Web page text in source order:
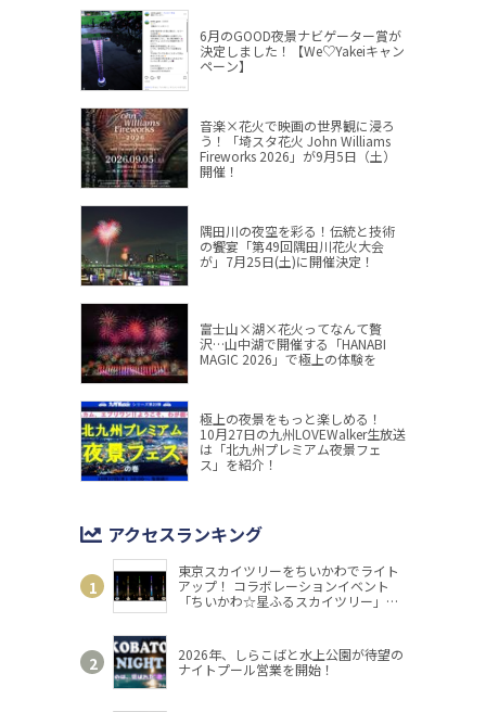
6月のGOOD夜景ナビゲーター賞が
決定しました！【We♡Yakeiキャン
ペーン】
音楽×花火で映画の世界観に浸ろ
う！「埼スタ花火 John Williams
Fireworks 2026」が9月5日（土）
開催！
隅田川の夜空を彩る！伝統と技術
の饗宴「第49回隅田川花火大会
が」7月25日(土)に開催決定！
富士山×湖×花火ってなんて贅
沢…山中湖で開催する「HANABI
MAGIC 2026」で極上の体験を
極上の夜景をもっと楽しめる！
10月27日の九州LOVEWalker生放送
は「北九州プレミアム夜景フェ
ス」を紹介！
アクセスランキング
東京スカイツリーをちいかわでライト
アップ！ コラボレーションイベント
「ちいかわ☆星ふるスカイツリー」開
2026年、しらこばと水上公園が待望の
ナイトプール営業を開始！